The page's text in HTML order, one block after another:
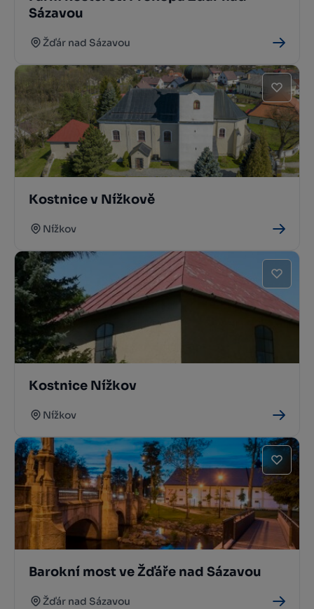
Sázavou
Žďár nad Sázavou
Kostnice v Nížkově
Nížkov
Kostnice Nížkov
Nížkov
Barokní most ve Žďáře nad Sázavou
Žďár nad Sázavou